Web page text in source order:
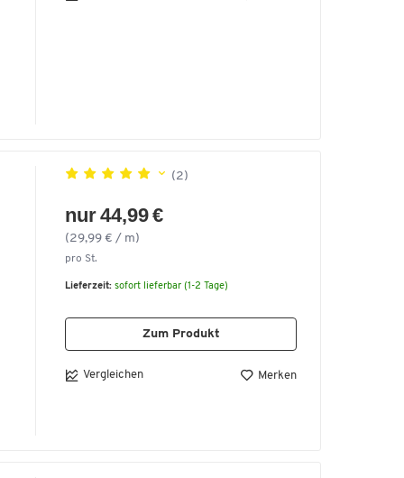
(2)
nur 44,99 €
(29,99 € / m)
pro St.
Lieferzeit: sofort lieferbar (1-2 Tage)
Zum Produkt
Vergleichen Merken